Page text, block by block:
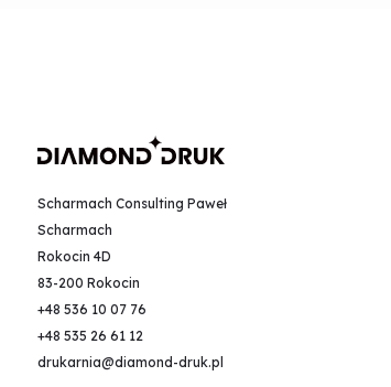
Scharmach Consulting Paweł
Scharmach
Rokocin 4D
83-200 Rokocin
+48 536 10 07 76
+48 535 26 61 12
drukarnia@diamond-druk.pl